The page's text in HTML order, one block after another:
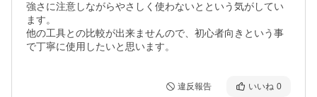
強さに注意しながらやさしく使わないとという気がしてい
ます。
他の工具との比較が出来ませんので、初心者向きという事
で丁寧に使用したいと思います。
違反報告 いいね 0